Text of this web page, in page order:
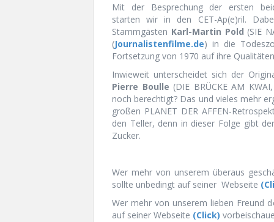
Mit der Besprechung der ersten
starten wir in den CET-Ap(e)ril.
Stammgästen Karl-Martin Pold (SIE
(Journalistenfilme.de) in die
Fortsetzung von 1970 auf ihre
Inwieweit unterscheidet sich der
Pierre Boulle (DIE BRÜCKE AM
noch berechtigt? Das und vieles mehr
großen PLANET DER AFFEN-
den Teller, denn in dieser Folge gibt
Zucker.
Wer mehr von unserem überaus
sollte unbedingt auf seiner Webseite
Wer mehr von unserem lieben Freund
auf seiner Webseite (Click)